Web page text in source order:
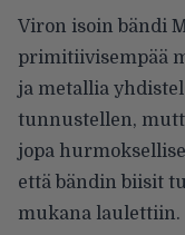
Viron isoin bändi
primitiivisempää
ja metallia
tunnustellen,
jopa
että bändin biisit
mukana laulettiin.